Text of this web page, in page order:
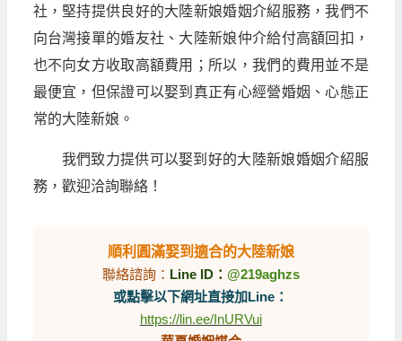
社，堅持提供良好的大陸新娘婚姻介紹服務，我們不
向台灣接單的婚友社、大陸新娘仲介給付高額回扣，
也不向女方收取高額費用；所以，我們的費用並不是
最便宜，但保證可以娶到真正有心經營婚姻、心態正
常的大陸新娘。
我們致力提供可以娶到好的大陸新娘婚姻介紹服
務，歡迎洽詢聯絡！
順利圓滿娶到適合的大陸新娘
聯絡諮詢： Line ID： @219aghzs
或點擊以下網址直接加Line：
https://lin.ee/InURVui